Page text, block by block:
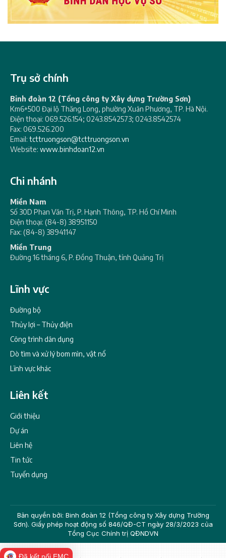
Trụ sở chính
Binh đoàn 12 (Tổng công ty Xây dựng Trường Sơn)
Km6+500 Đại lộ Thăng Long, phường Xuân Phương, TP. Hà Nội.
Điện thoại: 069.526.154; 0243.8542573; 0243.8542574
Fax: 069.526.200
Email: tcttruongson@tcttruongson.vn
Website: www.binhdoan12.vn
Chi nhánh
Miền Nam
Số 30D Phan Văn Trị, P. Hạnh Thông, TP. Hồ Chí Minh
Điện thoại: (84-8) 38951150
Fax: (84-8) 38941147
Miền Trung
Đường 16 tháng 6, P. Đồng Thuận, tỉnh Quảng Trị
Lĩnh vực
Đường bộ
Thủy lợi – Thủy điện
Công trình dân dụng
Dò tìm và xử lý bom mìn, vật nổ
Lĩnh vực khác
Liên kết
Giới thiệu
Dự án
Liên hệ
Tin tức
Tuyển dụng
Bản quyền bởi: Binh đoàn 12 (Tổng công ty Xây dựng Trường
Sơn). Giấy phép hoạt động số 846/QĐ-CT ngày 28/3/2023 của
Tổng Cục Chính trị QĐNDVN